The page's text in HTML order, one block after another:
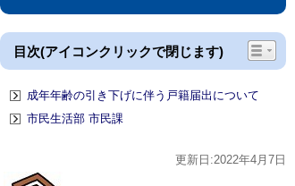
目次(アイコンクリックで閉じます)
成年年齢の引き下げに伴う戸籍届出について
市民生活部 市民課
更新日:2022年4月7日